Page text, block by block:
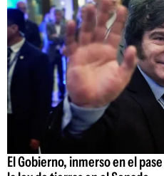
El Gobierno, inmerso en el